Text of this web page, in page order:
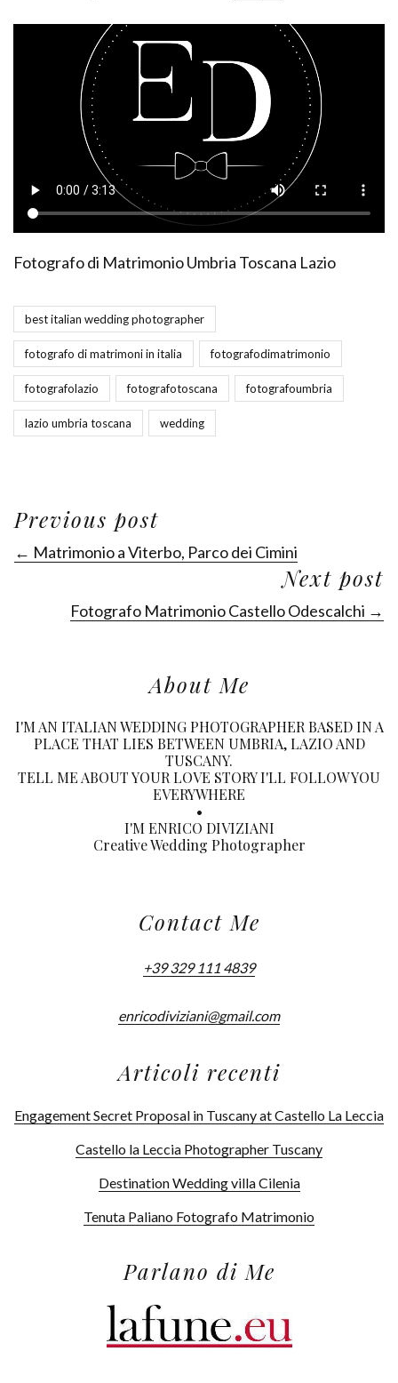
Fotografo di Matrimonio Umbria Toscana Lazio
best italian wedding photographer
fotografo di matrimoni in italia fotografodimatrimonio
fotografolazio fotografotoscana fotografoumbria
lazio umbria toscana wedding
Previous post
← Matrimonio a Viterbo, Parco dei Cimini
Next post
Fotografo Matrimonio Castello Odescalchi →
About Me
I'M AN ITALIAN WEDDING PHOTOGRAPHER BASED IN A
PLACE THAT LIES BETWEEN UMBRIA, LAZIO AND
TUSCANY.
TELL ME ABOUT YOUR LOVE STORY I'LL FOLLOW YOU
EVERYWHERE
•
I'M ENRICO DIVIZIANI
Creative Wedding Photographer
Contact Me
+39 329 111 4839
enricodiviziani@gmail.com
Articoli recenti
Engagement Secret Proposal in Tuscany at Castello La Leccia
Castello la Leccia Photographer Tuscany
Destination Wedding villa Cilenia
Tenuta Paliano Fotografo Matrimonio
Parlano di Me